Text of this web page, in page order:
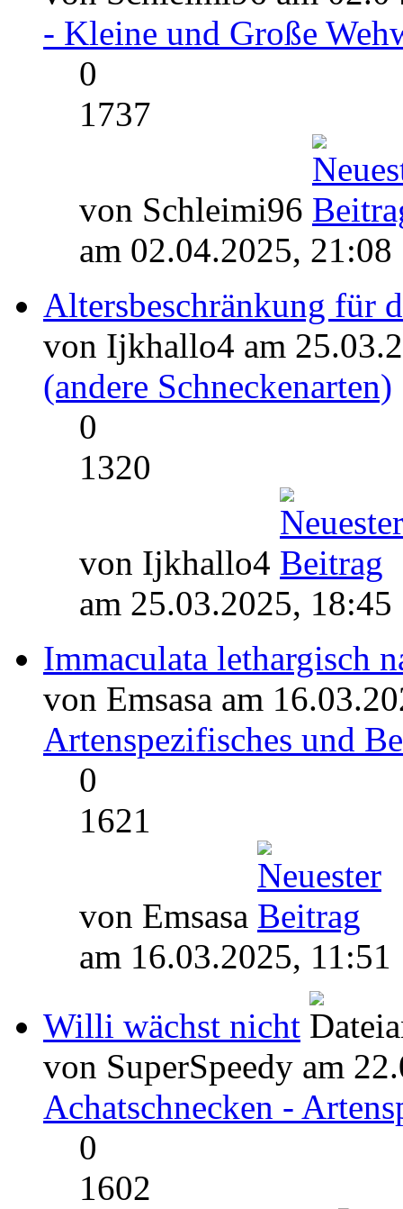
- Kleine und Große
0
1737
von Schleimi96
am 02.04.2025, 21:08
Altersbeschränkung für
von Ijkhallo4 am
(andere Schneckenarten)
0
1320
von Ijkhallo4
am 25.03.2025, 18:45
Immaculata lethargisch
von Emsasa am
Artenspezifisches und
0
1621
von Emsasa
am 16.03.2025, 11:51
Willi wächst nicht
von SuperSpeedy am
Achatschnecken -
0
1602